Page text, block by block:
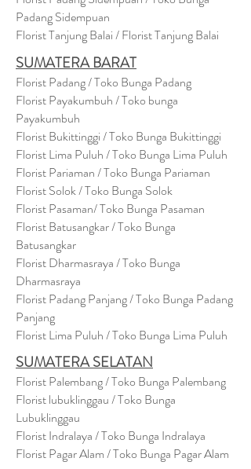
Padang Sidempuan
Florist Tanjung Balai / Florist Tanjung Balai
SUMATERA BARAT
Florist Padang / Toko Bunga Padang
Florist Payakumbuh / Toko bunga
Payakumbuh
Florist Bukittinggi / Toko Bunga Bukittinggi
Florist Lima Puluh / Toko Bunga Lima Puluh
Florist Pariaman / Toko Bunga Pariaman
Florist Solok / Toko Bunga Solok
Florist Pasaman/ Toko Bunga Pasaman
Florist Batusangkar / Toko Bunga
Batusangkar
Florist Dharmasraya / Toko Bunga
Dharmasraya
Florist Padang Panjang / Toko Bunga Padang
Panjang
Florist Lima Puluh / Toko Bunga Lima Puluh
SUMATERA SELATAN
Florist Palembang / Toko Bunga Palembang
Florist lubuklinggau / Toko Bunga
Lubuklinggau
Florist Indralaya / Toko Bunga Indralaya
Florist Pagar Alam / Toko Bunga Pagar Alam